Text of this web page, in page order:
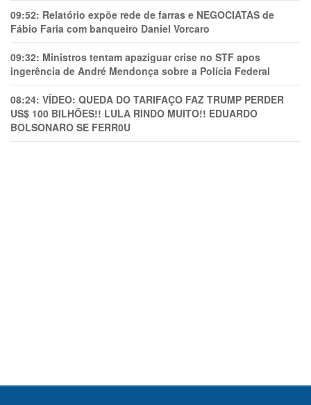
09:52: Relatório expõe rede de farras e NEGOCIATAS de
Fábio Faria com banqueiro Daniel Vorcaro
09:32: Ministros tentam apaziguar crise no STF apos
ingerência de André Mendonça sobre a Polícia Federal
08:24: VÍDEO: QUEDA DO TARIFAÇO FAZ TRUMP PERDER
US$ 100 BILHÕES!! LULA RINDO MUITO!! EDUARDO
BOLSONARO SE FERR0U